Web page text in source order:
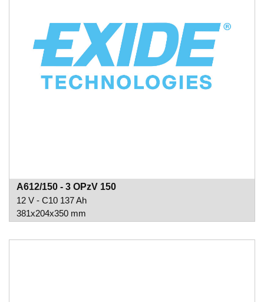
A612/150 - 3 OPzV 150
12 V - C10 137 Ah
381x204x350 mm